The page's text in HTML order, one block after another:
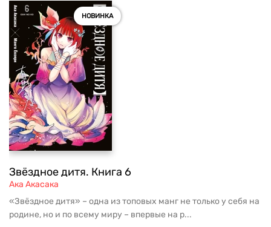
НОВИНКА
Звёздное дитя. Книга 6
Ака Акасака
«Звёздное дитя» – одна из топовых манг не только у себя на
родине, но и по всему миру – впервые на р...